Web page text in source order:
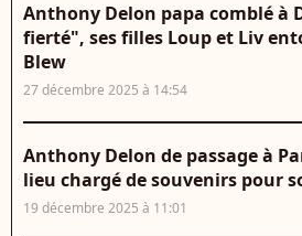
Anthony Delon papa comblé à
fierté", ses filles Loup et Liv
Blew
27 décembre 2025 à 14:54
Anthony Delon de passage à
lieu chargé de souvenirs pour
19 décembre 2025 à 11:01